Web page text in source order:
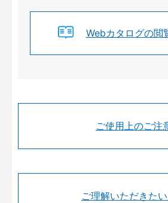
Webカタログの閲
ご使用上のご注
ご理解いただきた